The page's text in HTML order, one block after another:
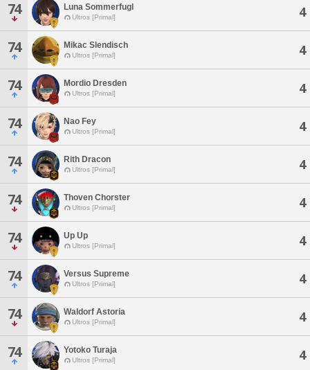
74 Luna Sommerfugl
Ultros [Primal] 4
74 Mikac Slendisch
Ultros [Primal] 4
74 Mordio Dresden
Ultros [Primal] 4
74 Nao Fey
Ultros [Primal] 4
74 Rith Dracon
Ultros [Primal] 4
74 Thoven Chorster
Ultros [Primal] 4
74 Up Up
Ultros [Primal] 4
74 Versus Supreme
Ultros [Primal] 4
74 Waldorf Astoria
Ultros [Primal] 4
74 Yotoko Turaja
Ultros [Primal] 4